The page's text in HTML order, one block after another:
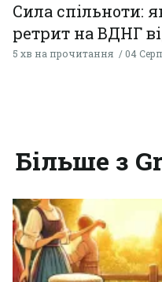
Сила спільноти:
ретрит на ВДНГ
5 хв на прочитання 04
Більше з